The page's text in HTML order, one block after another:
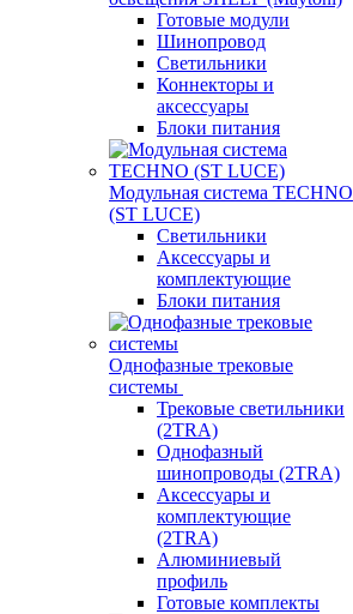
Готовые модули
Шинопровод
Светильники
Коннекторы и
аксессуары
Блоки питания
Модульная система TECHNO
(ST LUCE)
Светильники
Аксессуары и
комплектующие
Блоки питания
Однофазные трековые
системы
Трековые светильники
(2TRA)
Однофазный
шинопроводы (2TRA)
Аксессуары и
комплектующие
(2TRA)
Алюминиевый
профиль
Готовые комплекты